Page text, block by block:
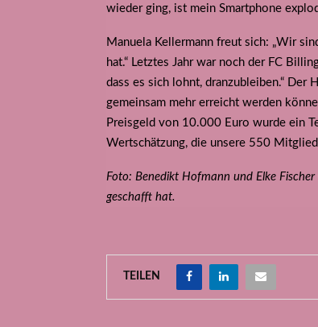
wieder ging, ist mein Smartphone
Manuela Kellermann freut sich: „Wir
hat.“ Letztes Jahr war noch der FC
dass es sich lohnt, dranzubleiben.“ Der
gemeinsam mehr erreicht werden
Preisgeld von 10.000 Euro wurde ein
Wertschätzung, die unsere 550
Foto: Benedikt Hofmann und Elke
geschafft hat.
TEILEN